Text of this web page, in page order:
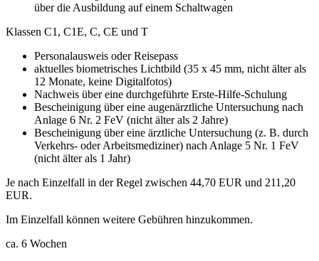
über die Ausbildung auf einem Schaltwagen
Klassen C1, C1E, C, CE und T
Personalausweis oder Reisepass
aktuelles biometrisches Lichtbild (35 x 45 mm, nicht älter als
12 Monate, keine Digitalfotos)
Nachweis über eine durchgeführte Erste-Hilfe-Schulung
Bescheinigung über eine augenärztliche Untersuchung nach
Anlage 6 Nr. 2 FeV (nicht älter als 2 Jahre)
Bescheinigung über eine ärztliche Untersuchung (z. B. durch
Verkehrs- oder Arbeitsmediziner) nach Anlage 5 Nr. 1 FeV
(nicht älter als 1 Jahr)
Je nach Einzelfall in der Regel zwischen 44,70 EUR und 211,20
EUR.
Im Einzelfall können weitere Gebühren hinzukommen.
ca. 6 Wochen